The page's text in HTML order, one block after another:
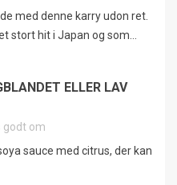
med denne karry udon ret.
stort hit i Japan og som...
ELLER LAV
godt om
sauce med citrus, der kan